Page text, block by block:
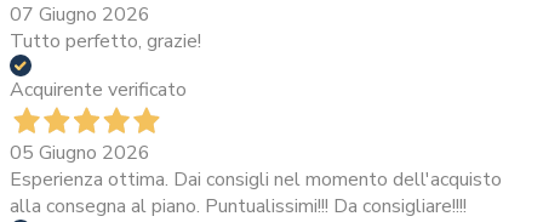
07 Giugno 2026
Tutto perfetto, grazie!
Acquirente verificato
05 Giugno 2026
Esperienza ottima. Dai consigli nel momento dell'acquisto
alla consegna al piano. Puntualissimi!!! Da consigliare!!!!